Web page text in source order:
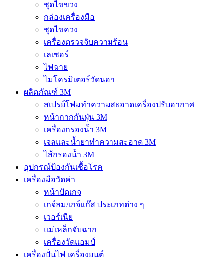
ชุดไขขวง
กล่องเครื่องมือ
ชุดไขควง
เครื่องตรวจจับความร้อน
เลเซอร์
ไฟฉาย
ไมโครมิเตอร์วัดนอก
ผลิตภัณฑ์ 3M
สเปรย์โฟมทำความสะอาดเครื่องปรับอากาศ
หน้ากากกันฝุ่น 3M
เครื่องกรองน้ำ 3M
เจลและน้ำยาทำความสะอาด 3M
ไส้กรองน้ำ 3M
อุปกรณ์ป้องกันเชื้อโรค
เครื่องมือวัดค่า
หน้าปัดเกจ
เกจ์ลม/เกจ์แก๊ส ประเภทต่าง ๆ
เวอร์เนีย
แม่เหล็กจับฉาก
เครื่องวัดแอมป์
เครื่องปั่นไฟ เครื่องยนต์